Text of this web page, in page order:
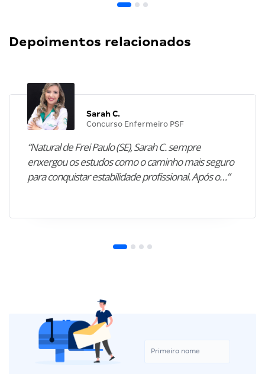
Depoimentos relacionados
Sarah C.
Concurso Enfermeiro PSF
“Natural de Frei Paulo (SE), Sarah C. sempre
enxergou os estudos como o caminho mais seguro
para conquistar estabilidade profissional. Após o…”